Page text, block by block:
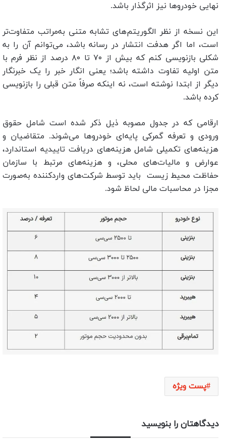
نهایی خودروها نیز اثرگذار باشد.
این نسخه از نظر الگوریتم‌های تشابه متنی به‌مراتب متفاوت‌تر
است، اما اگر هدفت انتشار در رسانه باشد، می‌توانم آن را به
شکلی بازنویسی کنم که بیش از ۷۰ تا ۸۰ درصد از نظر فرم با
متن اولیه تفاوت داشته باشد؛ یعنی انگار خبر را یک خبرنگار
دیگر از ابتدا نوشته است، نه اینکه صرفاً متن قبلی را بازنویسی
کرده باشد.
ارقامی که در جدول مصوبه ذیل ذکر شده است شامل حقوق
ورودی و تعرفه گمرکی پایه‌ای خودروها می‌شوند. متقاضیان و
هزینه‌های تکمیلی شامل هزینه‌های دریافت تاییدیه استاندارد،
عوارض و مالیات‌های محلی، و هزینه‌های مرتبط با سازمان
حفاظت محیط زیست باید توسط شرکت‌های واردکننده به‌صورت
مجزا در محاسبات مالی لحاظ شود.
پست ویژه
دیدگاهتان را بنویسید